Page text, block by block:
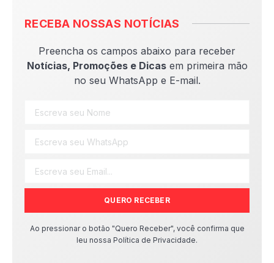
RECEBA NOSSAS NOTÍCIAS
Preencha os campos abaixo para receber
Notícias, Promoções e Dicasem primeira mão
no seu WhatsApp e E-mail.
QUERO RECEBER
Ao pressionar o botão "Quero Receber", você confirma que
leu nossa Política de Privacidade.